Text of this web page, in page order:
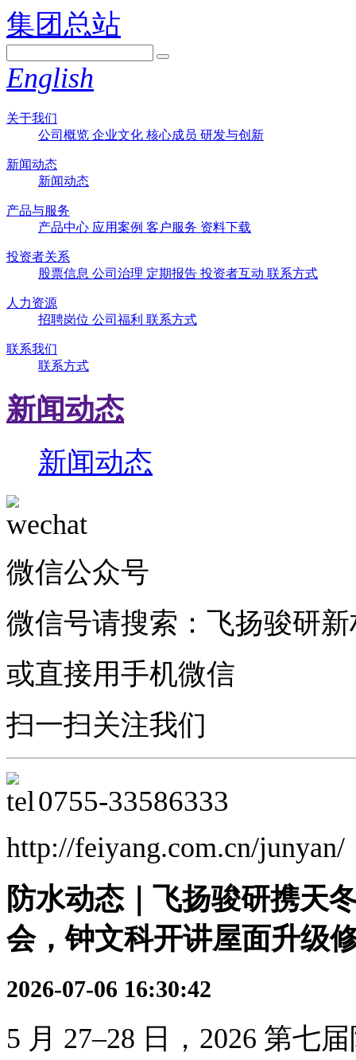
集团总站
English
关于我们
公司概览 企业文化 核心成员 研发与创新
新闻动态
新闻动态
产品与服务
产品中心 应用案例 客户服务 资料下载
投资者关系
股票信息 公司治理 定期报告 投资者互动 联系方式
人力资源
招聘岗位 公司福利 联系方式
联系我们
联系方式
新闻动态
新闻动态
微信公众号
微信号请搜索：飞扬骏研
或直接用手机微信
扫一扫关注我们
0755-33586333
http://feiyang.com.cn/junyan/
防水动态｜飞扬骏研携天
会，钟文科开讲屋面升级
2026-07-06 16:30:42
5 月 27–28 日，2026 第七